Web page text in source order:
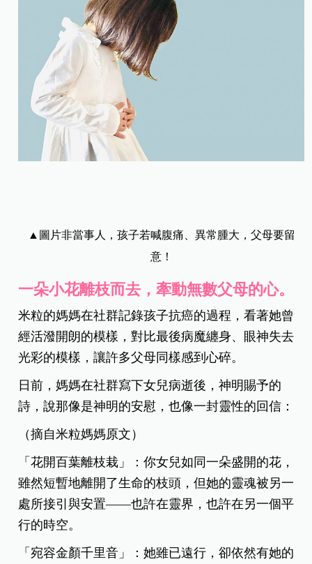
▲圖片非當事人，孩子若喊腹痛、異常腫大，父母要留
意！
一朵小花離枝而去，牽動無數父母的心。
米粒的媽媽在社群記錄孩子抗癌的過程，看著她曾
經活潑開朗的模樣，對比最後病魔纏身、眼神失去
光彩的模樣，讓許多父母同樣感到心碎。
日前，媽媽在社群寫下女兒病逝後，神明賜予的
詩，說那像是神明的安慰，也像一封靈性的回信：
（摘自米粒媽媽原文）
「花開百葉離枝栽」：你女兒如同一朵盛開的花，
雖然短暫地離開了生命的枝頭，但她的靈魂被另一
處所接引與安置——也許在靈界，也許在另一個平
行的時空。
「宛容金顏千里音」：她雖已遠行，卻依然有她的